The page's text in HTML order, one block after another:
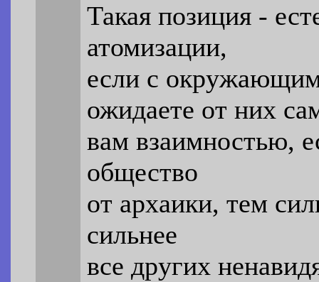
Такая позиция -
атомизации,
если с
ожидаете от них
вам взаимностью,
общество
от архаики, тем
сильнее
все других